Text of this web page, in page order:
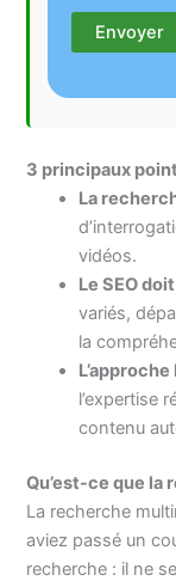
3 principaux
La
vidéos.
Le SEO
variés,
la
l’expertise
contenu
Qu’est-ce que la
La recherche
aviez passé un
recherche : il ne